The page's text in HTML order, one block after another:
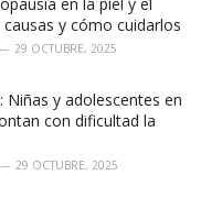
y cómo cuidarlos
29 OCTUBRE, 2025
Niñas y adolescentes en
con dificultad la
29 OCTUBRE, 2025